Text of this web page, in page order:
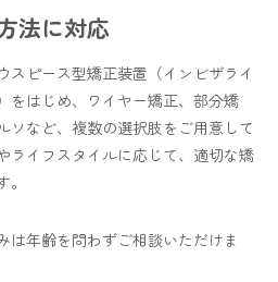
法に対応
スピース型矯正装置（インビザライ
をはじめ、ワイヤー矯正、部分矯
ソなど、複数の選択肢をご用意して
ライフスタイルに応じて、適切な矯
は年齢を問わずご相談いただけま